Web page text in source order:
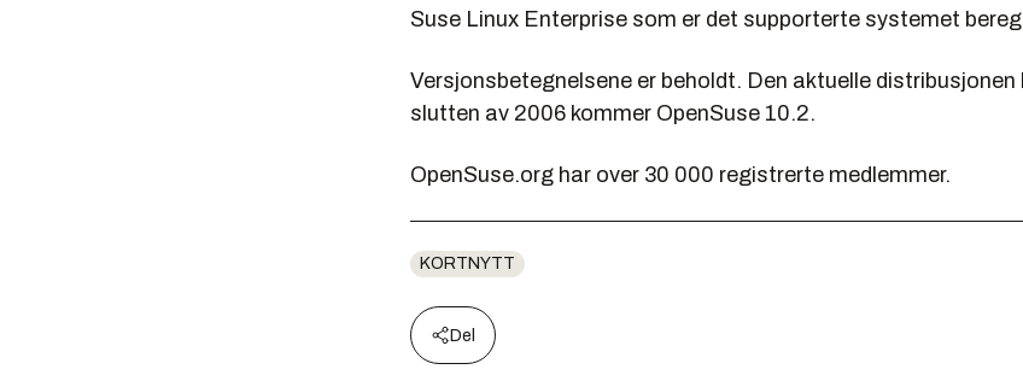
Suse Linux Enterprise som er det supporterte systemet
Versjonsbetegnelsene er beholdt. Den aktuelle distribusjonen
slutten av 2006 kommer OpenSuse 10.2.
OpenSuse.org har over 30 000 registrerte medlemmer.
KORTNYTT
Del